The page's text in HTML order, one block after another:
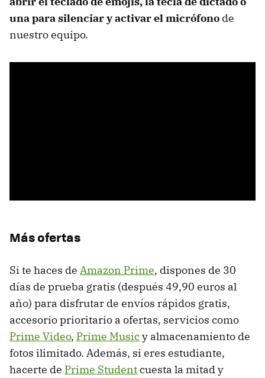
una para silenciar y activar el micrófono de
nuestro equipo.
Más ofertas
Si te haces de Amazon Prime, dispones de 30
días de prueba gratis (después 49,90 euros al
año) para disfrutar de envíos rápidos gratis,
accesorio prioritario a ofertas, servicios como
Prime Video, Prime Musicy almacenamiento de
fotos ilimitado. Además, si eres estudiante,
hacerte de Prime Studentcuesta la mitad y